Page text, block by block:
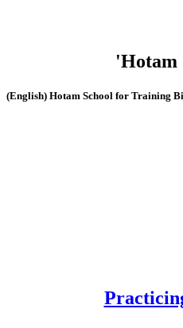
'Hotam
(English) Hotam School for Training